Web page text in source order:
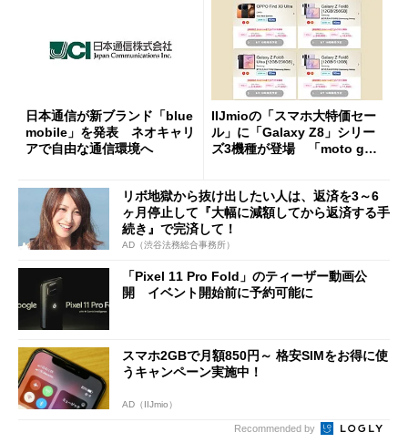
日本通信が新ブランド「blue
mobile」を発表 ネオキャリ
アで自由な通信環境へ
IIJmioの「スマホ大特価セー
ル」に「Galaxy Z8」シリー
ズ3機種が登場 「moto g37
リボ地獄から抜け出したい人は、返済を3～6
ヶ月停止して『大幅に減額してから返済する手
続き』で完済して！
AD（渋谷法務総合事務所）
「Pixel 11 Pro Fold」のティーザー動画公
開 イベント開始前に予約可能に
スマホ2GBで月額850円～ 格安SIMをお得に使
うキャンペーン実施中！
AD（IIJmio）
Recommended by